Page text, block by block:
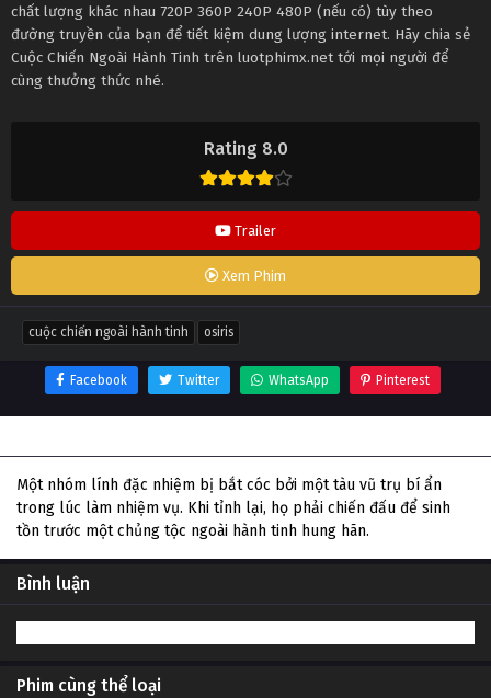
Rating 8.0
Trailer
Xem Phim
chất lượng khác nhau 720P 360P 240P 480P (nếu có) tùy theo
đường truyền của bạn để tiết kiệm dung lượng internet. Hãy chia sẻ
Cuộc Chiến Ngoài Hành Tinh trên luotphimx.net tới mọi người để
cùng thưởng thức nhé.
cuộc chiến ngoài hành tinh osiris
Facebook Twitter WhatsApp Pinterest
Một nhóm lính đặc nhiệm bị bắt cóc bởi một tàu vũ trụ bí ẩn
trong lúc làm nhiệm vụ. Khi tỉnh lại, họ phải chiến đấu để sinh
tồn trước một chủng tộc ngoài hành tinh hung hãn.
Bình luận
Phim cùng thể loại